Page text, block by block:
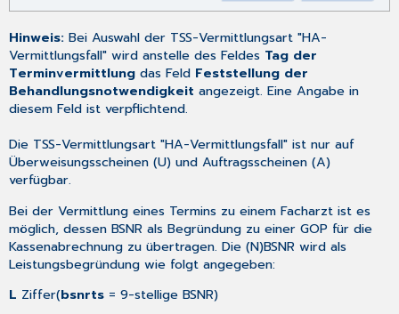
Hinweis:Bei Auswahl der TSS-Vermittlungsart "HA-
Vermittlungsfall" wird anstelle des Feldes Tag der
Terminvermittlung das Feld Feststellung der
Behandlungsnotwendigkeit angezeigt. Eine Angabe in
diesem Feld ist verpflichtend.
Die TSS-Vermittlungsart "HA-Vermittlungsfall" ist nur auf
Überweisungsscheinen (U) und Auftragsscheinen (A)
verfügbar.
Bei der Vermittlung eines Termins zu einem Facharzt ist es
möglich, dessen BSNR als Begründung zu einer GOP für die
Kassenabrechnung zu übertragen. Die (N)BSNR wird als
Leistungsbegründung wie folgt angegeben:
L Ziffer(bsnrts = 9-stellige BSNR)